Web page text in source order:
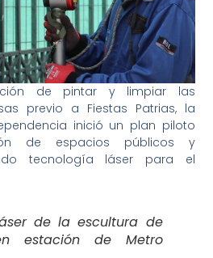
de pintar y limpiar las
previo a Fiestas Patrias, la
inició un plan piloto
de espacios públicos y
tecnología láser para el
de la escultura de
estación de Metro